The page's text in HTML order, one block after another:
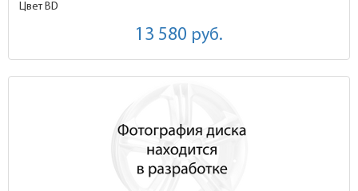
Цвет BD
13 580 руб.